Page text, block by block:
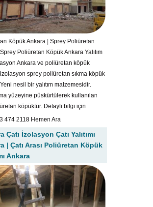
Köpük Ankara | Sprey Poliüretan
Poliüretan Köpük Ankara Yalıtım
Ankara ve poliüretan köpük
sprey poliüretan sıkma köpük
nesil bir yalıtım malzemesidir.
yüzeyine püskürtülerek kullanılan
köpüktür. Detaylı bilgi için
474 2118 Hemen Ara
Çatı İzolasyon Çatı Yalıtımı
| Çatı Arası Poliüretan Köpük
Ankara